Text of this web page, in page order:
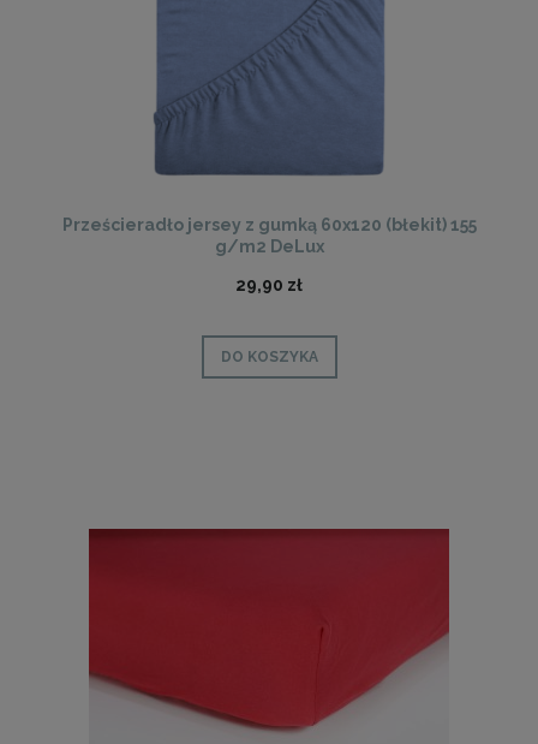
Prześcieradło jersey z gumką 60x120 (błekit) 155
g/m2 DeLux
29,90 zł
DO KOSZYKA